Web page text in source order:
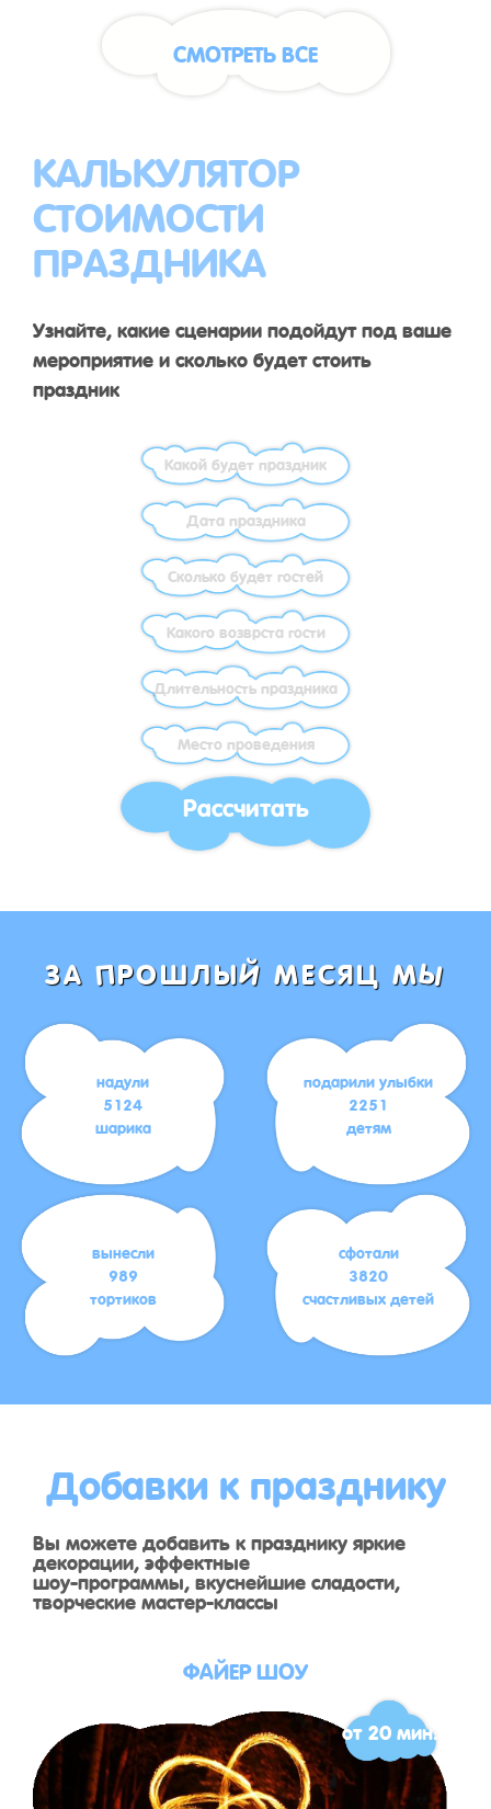
СМОТРЕТЬ ВСЕ
КАЛЬКУЛЯТОР
СТОИМОСТИ
ПРАЗДНИКА
Узнайте, какие сценарии подойдут под ваше
мероприятие и сколько будет стоить
праздник
Рассчитать
ЗА ПРОШЛЫЙ МЕСЯЦ МЫ
надули
5124
шарика
подарили улыбки
2251
детям
вынесли
989
тортиков
сфотали
3820
счастливых детей
Добавки к празднику
Вы можете добавить к празднику яркие
декорации, эффектные
шоу-программы, вкуснейшие сладости,
творческие мастер-классы
ФАЙЕР ШОУ
от 20 мин.